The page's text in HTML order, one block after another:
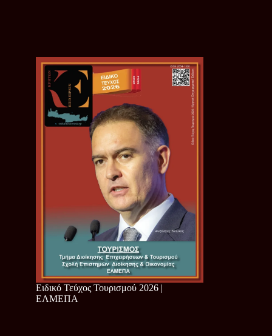
Ειδικό Τεύχος Τουρισμού 2026 |
ΕΛΜΕΠΑ